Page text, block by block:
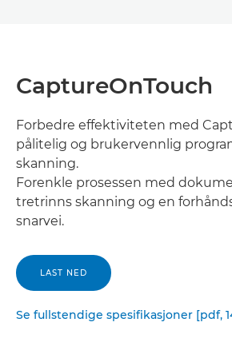
CaptureOnTouch
Forbedre effektiviteten med
pålitelig og brukervennlig
skanning.
Forenkle prosessen med
tretrinns skanning og en
snarvei.
LAST NED
Se fullstendige spesifikasjoner [pdf,